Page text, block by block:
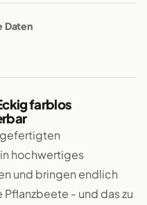
Daten
farblos
gefertigten
hochwertiges
und bringen endlich
- und das zu